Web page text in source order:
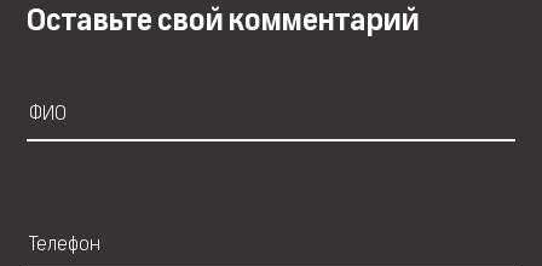
Оставьте свой комментарий